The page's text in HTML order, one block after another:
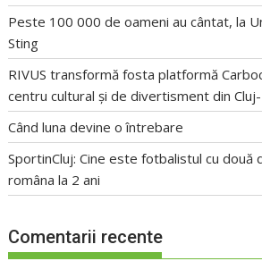
Peste 100 000 de oameni au cântat, la
Sting
RIVUS transformă fosta platformă
centru cultural și de divertisment din
Când luna devine o întrebare
SportinCluj: Cine este fotbalistul cu două
româna la 2 ani
Comentarii recente